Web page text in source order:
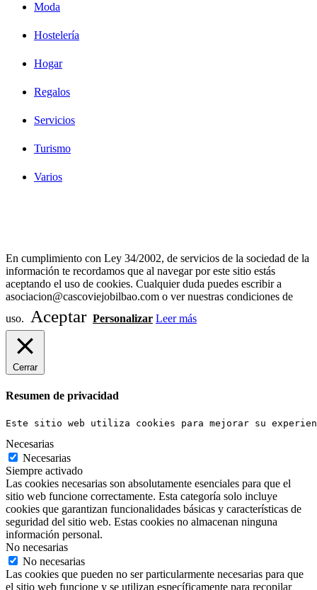
Moda
Hostelería
Hogar
Regalos
Servicios
Turismo
Varios
En cumplimiento con Ley 34/2002, de servicios de la sociedad de la
información te recordamos que al navegar por este sitio estás
aceptando el uso de cookies. Cualquier duda puedes escribir a
asociacion@cascoviejobilbao.com o ver nuestras condiciones de
uso.
Aceptar Personalizar Leer más
Cerrar
Resumen de privacidad
Este sitio web utiliza cookies para mejorar su
Necesarias
Necesarias
Siempre activado
Las cookies necesarias son absolutamente esenciales para que el
sitio web funcione correctamente. Esta categoría solo incluye
cookies que garantizan funcionalidades básicas y características de
seguridad del sitio web. Estas cookies no almacenan ninguna
información personal.
No necesarias
No necesarias
Las cookies que pueden no ser particularmente necesarias para que
el sitio web funcione y se utilizan específicamente para recopilar